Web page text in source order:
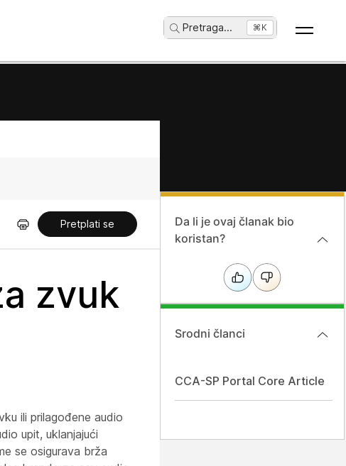
Pretraga... ⌘K
Pretplati se
zvuk
ili prilagođene audio
upit, uklanjajući
se osigurava brža
Da li je ovaj članak bio
koristan?
Srodni članci
CCA-SP Portal Core Article